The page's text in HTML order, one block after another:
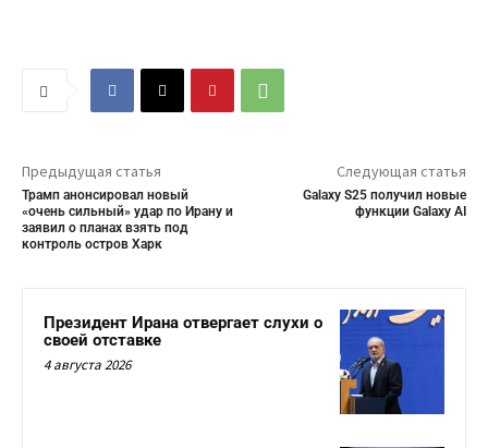
Предыдущая статья
Трамп анонсировал новый
«очень сильный» удар по Ирану и
заявил о планах взять под
контроль остров Харк
Следующая статья
Galaxy S25 получил новые
функции Galaxy AI
Президент Ирана отвергает слухи о
своей отставке
4 августа 2026